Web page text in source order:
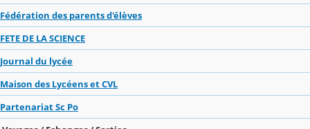
Fédération des parents d'élèves
FETE DE LA SCIENCE
Journal du lycée
Maison des Lycéens et CVL
Partenariat Sc Po